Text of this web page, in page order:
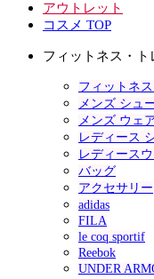
アウトレット
コスメ TOP
フィットネス・ト
フィットネ
メンズ シュ
メンズ ウェ
レディース
レディース
バッグ
アクセサリー
adidas
FILA
le coq sportif
Reebok
UNDER